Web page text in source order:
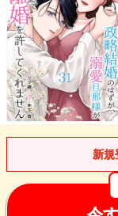
新規